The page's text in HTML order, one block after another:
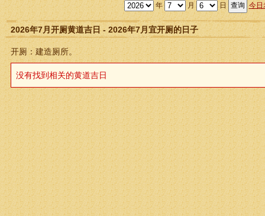
年 月 日 今日
2026年7月开厕黄道吉日 - 2026年7月宜开厕的日子
开厕：建造厕所。
没有找到相关的黄道吉日